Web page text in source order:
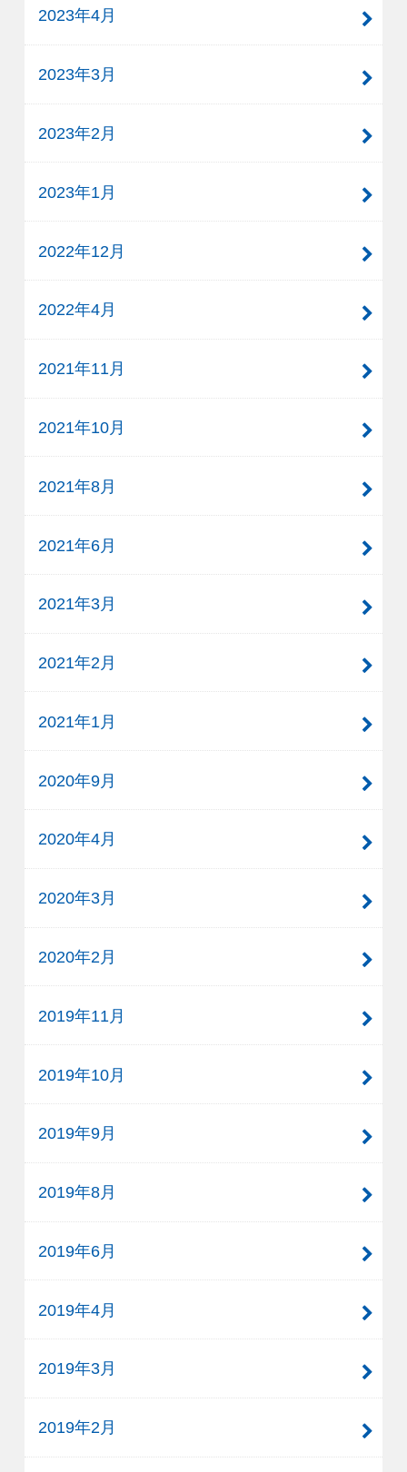
2023年4月
2023年3月
2023年2月
2023年1月
2022年12月
2022年4月
2021年11月
2021年10月
2021年8月
2021年6月
2021年3月
2021年2月
2021年1月
2020年9月
2020年4月
2020年3月
2020年2月
2019年11月
2019年10月
2019年9月
2019年8月
2019年6月
2019年4月
2019年3月
2019年2月